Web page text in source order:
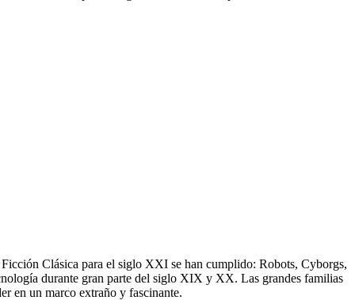
Clásica para el siglo XXI se han cumplido: Robots, Cyborgs,
durante gran parte del siglo XIX y XX. Las grandes familias
en un marco extraño y fascinante.